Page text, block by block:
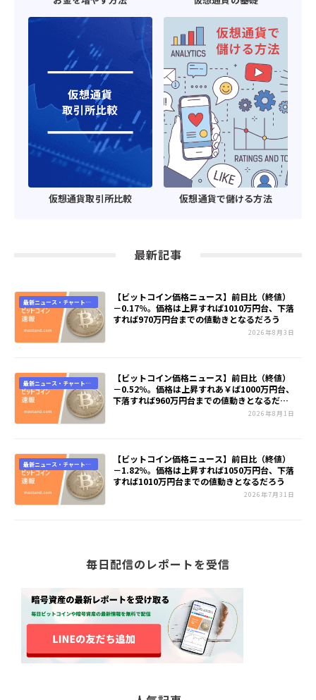
仮想通貨取引所比較 仮想通貨で儲ける方法
最新記事
最新ニュース・チャート速
報
【ビットコイン価格ニュース】前日比（終値）
－0.17％。価格は上昇すれば1010万円台、下落
すれば970万円台までの値動きとなるだろう
2026年8月3日
最新ニュース・チャート速
報
【ビットコイン価格ニュース】前日比（終値）
－0.52％。価格は上昇すれあ￥ば1000万円台、
下落すれば960万円台までの値動きとなるだろ
2026年8月1日
最新ニュース・チャート速
報
【ビットコイン価格ニュース】前日比（終値）
－1.82％。価格は上昇すれば1050万円台、下落
すれば1010万円台までの値動きとなるだろう
2026年7月31日
毎日配信のレポートを受信